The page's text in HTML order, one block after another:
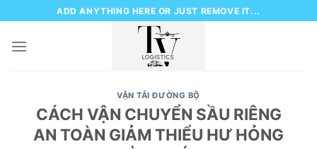
to
content
ADD ANYTHING HERE OR JUST REMOVE IT...
VẬN TẢI ĐƯỜNG BỘ
CÁCH VẬN CHUYỂN SẦU RIÊNG
AN TOÀN GIẢM THIỂU HƯ HỎNG